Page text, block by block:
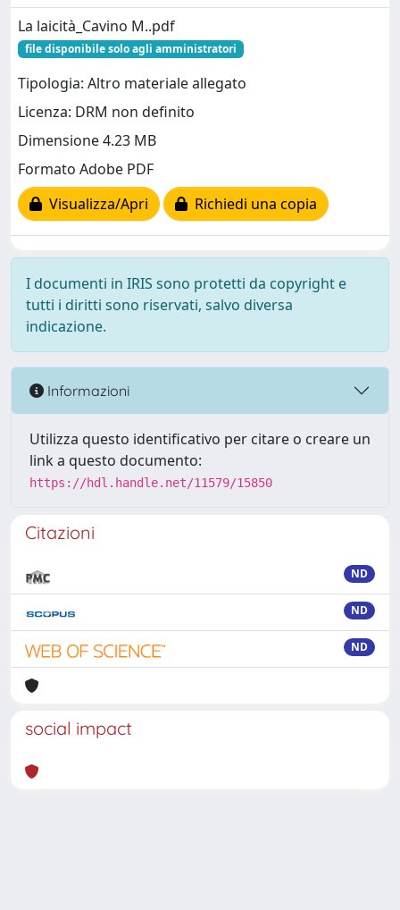
La laicità_Cavino M..pdf
file disponibile solo agli amministratori
Tipologia: Altro materiale allegato
Licenza: DRM non definito
Dimensione 4.23 MB
Formato Adobe PDF
Visualizza/Apri
Richiedi una copia
I documenti in IRIS sono protetti da copyright e
tutti i diritti sono riservati, salvo diversa
indicazione.
Informazioni
Utilizza questo identificativo per citare o creare un
link a questo documento:
https://hdl.handle.net/11579/15850
Citazioni
ND
ND
ND
social impact